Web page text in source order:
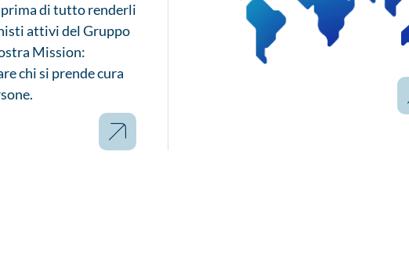
di tutto renderli
attivi del Gruppo
Mission:
chi si prende cura